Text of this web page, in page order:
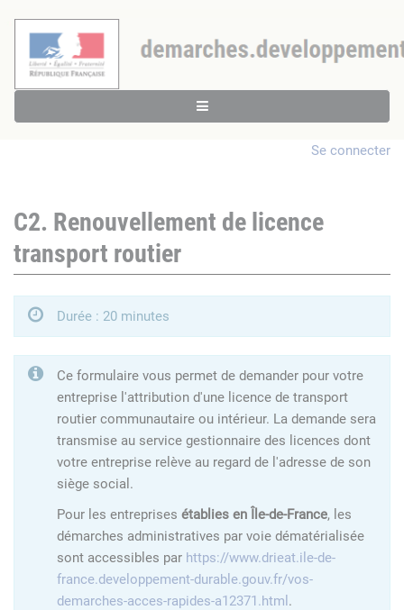
Se connecter
C2. Renouvellement de licence
transport routier
Durée : 20 minutes
Ce formulaire vous permet de demander pour votre
entreprise l'attribution d'une licence de transport
routier communautaire ou intérieur. La demande sera
transmise au service gestionnaire des licences dont
votre entreprise relève au regard de l'adresse de son
siège social.
Pour les entreprises établies en Île-de-France, les
démarches administratives par voie dématérialisée
sont accessibles par https://www.drieat.ile-de-
france.developpement-durable.gouv.fr/vos-
demarches-acces-rapides-a12371.html .